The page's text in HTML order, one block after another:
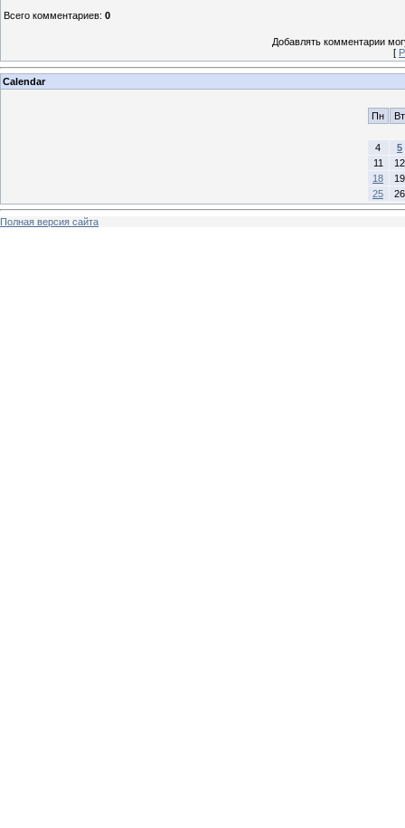
Всего комментариев: 0
Добавлять комментарии
[
Calendar
Пн Вт
4
5
11
12
18
19
25
26
Полная версия сайта